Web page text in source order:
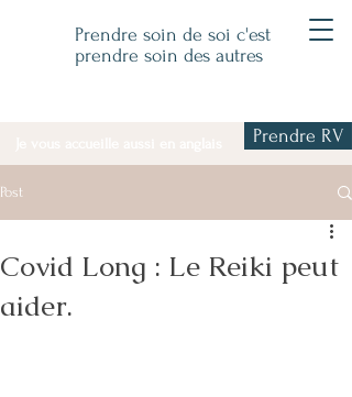
Prendre soin de soi c'est
prendre soin des autres
Prendre RV
Post
Covid Long : Le Reiki peut
aider.